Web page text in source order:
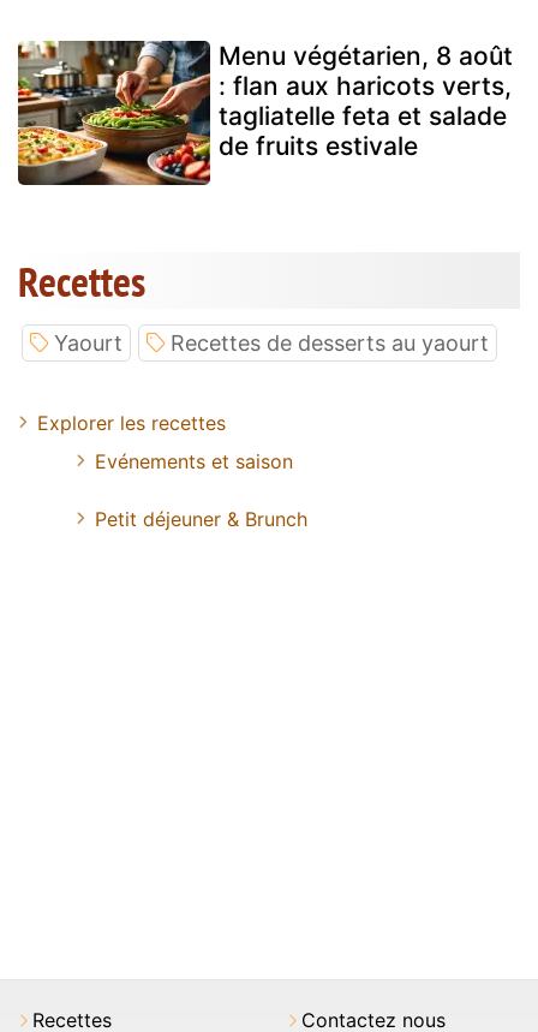
Menu végétarien, 8 août
: flan aux haricots verts,
tagliatelle feta et salade
de fruits estivale
Recettes
Yaourt Recettes de desserts au yaourt
Explorer les recettes
Evénements et saison
Petit déjeuner & Brunch
Recettes Contactez nous